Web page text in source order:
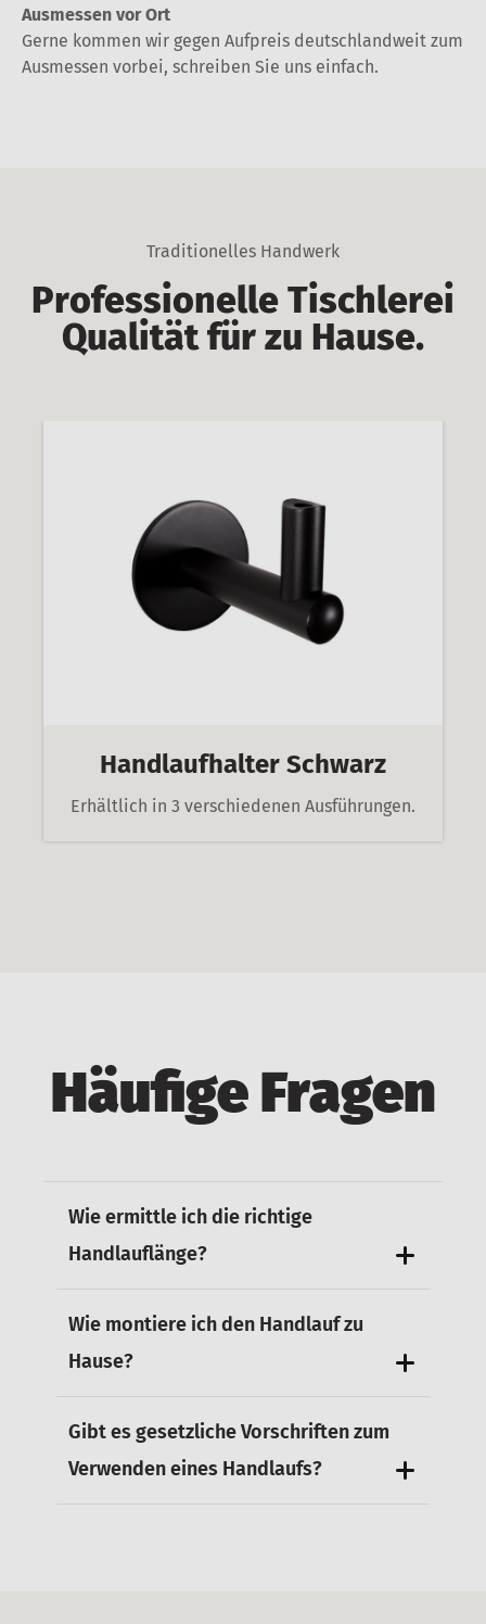
Ausmessen vor Ort
Gerne kommen wir gegen Aufpreis deutschlandweit zum
Ausmessen vorbei, schreiben Sie uns einfach.
Traditionelles Handwerk
Professionelle Tischlerei
Qualität für zu Hause.
Handlaufhalter Schwarz
Erhältlich in 3 verschiedenen Ausführungen.
Häufige Fragen
Wie ermittle ich die richtige
Handlauflänge?
Wie montiere ich den Handlauf zu
Hause?
Gibt es gesetzliche Vorschriften zum
Verwenden eines Handlaufs?